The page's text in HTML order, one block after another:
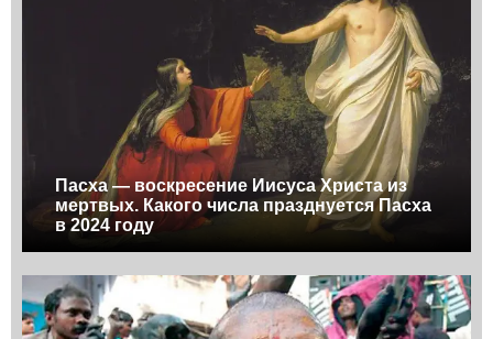
Пасха — воскресение Иисуса Христа из
мертвых. Какого числа празднуется Пасха
в 2024 году